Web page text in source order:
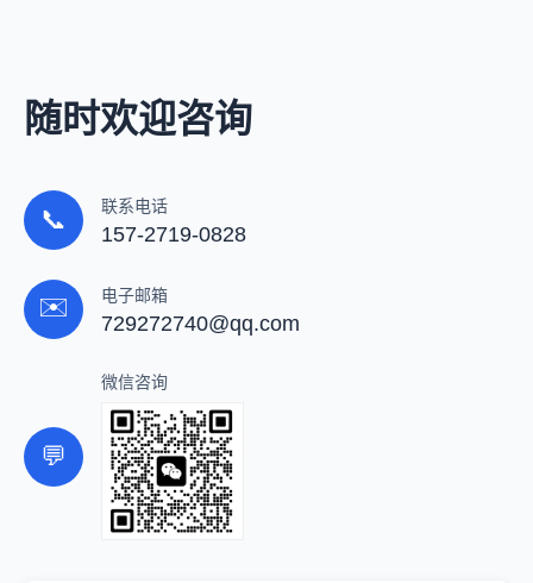
随时欢迎咨询
📞 联系电话
157-2719-0828
✉️ 电子邮箱
729272740@qq.com
💬
微信咨询